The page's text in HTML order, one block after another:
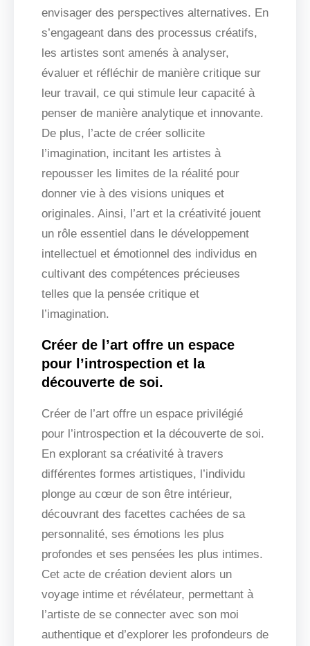
envisager des perspectives alternatives. En
s’engageant dans des processus créatifs,
les artistes sont amenés à analyser,
évaluer et réfléchir de manière critique sur
leur travail, ce qui stimule leur capacité à
penser de manière analytique et innovante.
De plus, l’acte de créer sollicite
l’imagination, incitant les artistes à
repousser les limites de la réalité pour
donner vie à des visions uniques et
originales. Ainsi, l’art et la créativité jouent
un rôle essentiel dans le développement
intellectuel et émotionnel des individus en
cultivant des compétences précieuses
telles que la pensée critique et
l’imagination.
Créer de l’art offre un espace
pour l’introspection et la
découverte de soi.
Créer de l’art offre un espace privilégié
pour l’introspection et la découverte de soi.
En explorant sa créativité à travers
différentes formes artistiques, l’individu
plonge au cœur de son être intérieur,
découvrant des facettes cachées de sa
personnalité, ses émotions les plus
profondes et ses pensées les plus intimes.
Cet acte de création devient alors un
voyage intime et révélateur, permettant à
l’artiste de se connecter avec son moi
authentique et d’explorer les profondeurs de